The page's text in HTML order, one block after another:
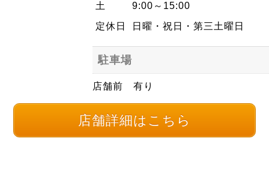
土
9:00～15:00
定休日
日曜・祝日・第三土曜日
駐車場
店舗前 有り
店舗詳細はこちら